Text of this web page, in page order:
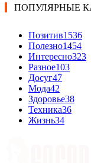
ПОПУЛЯРНЫЕ
Позитив1536
Полезно1454
Интересно323
Разное103
Досуг47
Мода42
Здоровье38
Техника36
Жизнь34